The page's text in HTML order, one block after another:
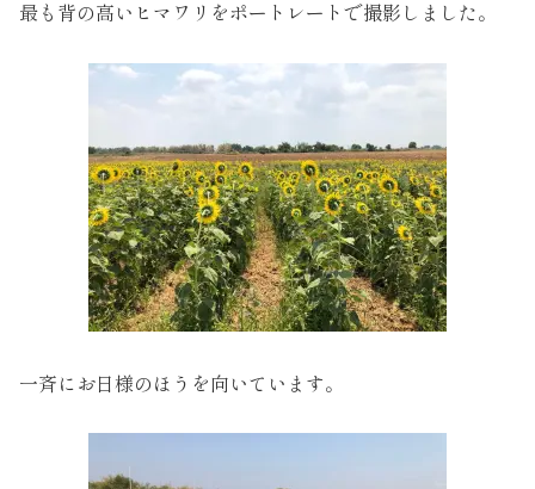
最も背の高いヒマワリをポートレートで撮影しました。
一斉にお日様のほうを向いています。